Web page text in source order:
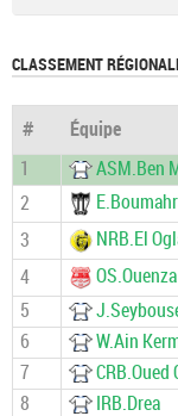
CLASSEMENT
# Équipe
1
ASM.Ben
2
3
NRB.El
4
OS.Ouenza
5
6
W.Ain
7
CRB.Oued
8
IRB.Drea